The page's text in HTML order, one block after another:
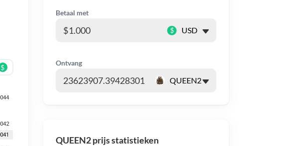
$
Betaal met
$
Ontvang
QUEEN2 prijs statistieken